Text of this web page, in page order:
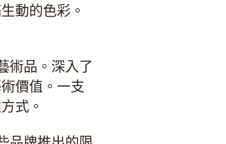
動的色彩。
術品。深入了
價值。一支
式。